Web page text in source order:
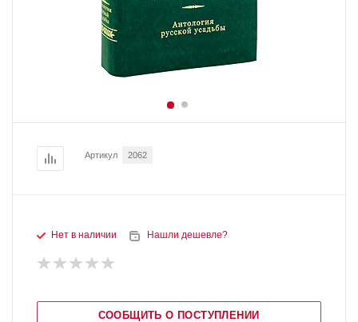
Артикул 2062
Нет в наличии Нашли дешевле?
СООБЩИТЬ О ПОСТУПЛЕНИИ